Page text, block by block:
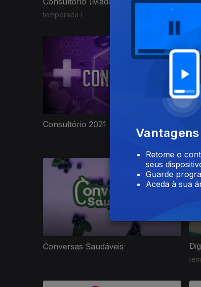
temporada I
Consultório 2021
Conversas Saudáveis
Vantagens
Retome o
seus
Guarde
Aceda à sua